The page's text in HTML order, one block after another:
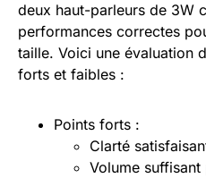
deux haut-parleurs de 3W
performances correctes
taille. Voici une évaluation
forts et faibles :
Points forts :
Clarté
Volume